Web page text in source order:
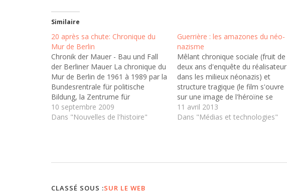
Similaire
20 après sa chute: Chronique du
Mur de Berlin
Chronik der Mauer - Bau und Fall
der Berliner Mauer La chronique du
Mur de Berlin de 1961 à 1989 par la
Bundesrentrale für politische
Bildung, la Zentrume für
Zeithistorische Förschung et la
Deutschlandradio. Un
10 septembre 2009
Dans "Nouvelles de l'histoire"
Guerrière : les amazones du néo-
nazisme
Mêlant chronique sociale (fruit de
deux ans d'enquête du réalisateur
dans les milieux néonazis) et
structure tragique (le film s'ouvre
sur une image de l'héroïne se
vidant de son sang), Guerrière, le
premier film de David Wnendt,
11 avril 2013
Dans "Médias et technologies"
CLASSÉ SOUS :SUR LE WEB